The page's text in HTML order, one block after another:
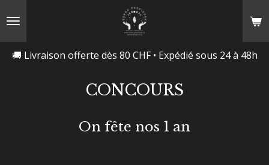
🚚 Livraison offerte dès 80 CHF • Expédié sous 24 à 48h
CONCOURS
On fête nos 1 an